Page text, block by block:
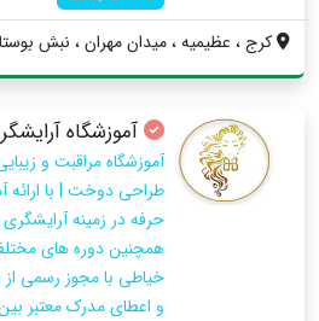
کرج ، عظیمیه ، میدان مهران ، نبش بوستان ...
آموزشگاه
آموزشگاه مراقبت و
حرفه در زمینه
همچنین دوره های
خیاطی با مجوز رسمی
و اعطای مدرک معتبر